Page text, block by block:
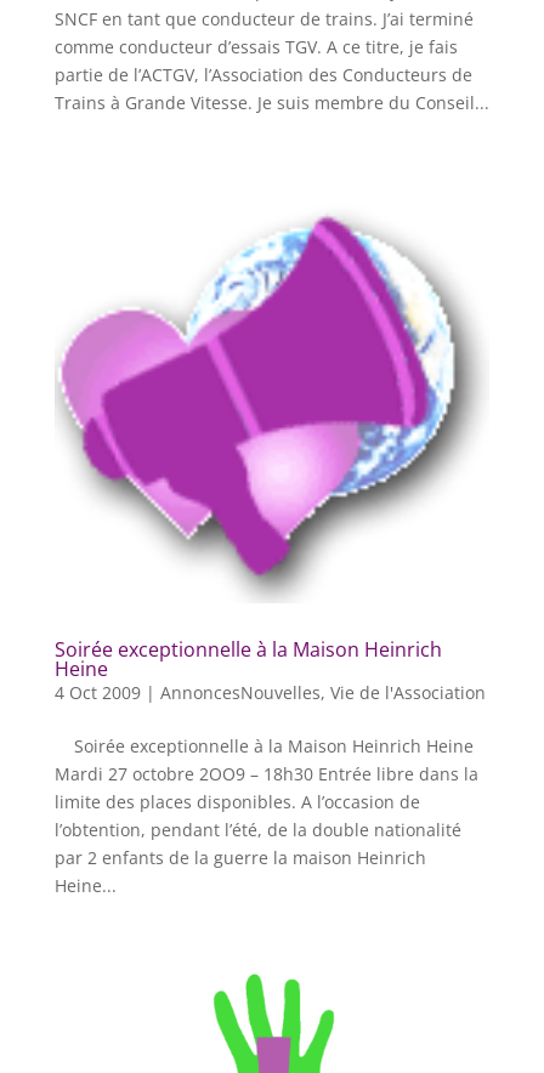
SNCF en tant que conducteur de trains. J’ai terminé
comme conducteur d’essais TGV. A ce titre, je fais
partie de l’ACTGV, l’Association des Conducteurs de
Trains à Grande Vitesse. Je suis membre du Conseil...
Soirée exceptionnelle à la Maison Heinrich
Heine
4 Oct 2009| AnnoncesNouvelles, Vie de l'Association
Soirée exceptionnelle à la Maison Heinrich Heine
Mardi 27 octobre 2OO9 – 18h30 Entrée libre dans la
limite des places disponibles. A l’occasion de
l’obtention, pendant l’été, de la double nationalité
par 2 enfants de la guerre la maison Heinrich
Heine...